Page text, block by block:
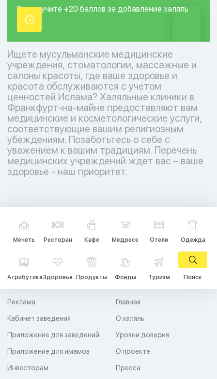
Вы получите +20 баллов за добавление халяль
точки.
Ищете мусульманские медицинские
учреждения, стоматологии, массажные и
салоны красоты, где ваше здоровье и
красота обслуживаются с учетом
ценностей Ислама? Халяльные клиники в
Франкфурт-на-майне предоставляют вам
медицинские и косметологические услуги,
соответствующие вашим религиозным
убеждениям. Позаботьтесь о себе с
уважением к вашим традициям. Перечень
медицинских учреждений ждет вас – ваше
здоровье - наш приоритет.
Мечеть Ресторан Кафе Медресе Отели Одежда
АтрибутикаЗдоровье Продукты Фонды Туризм Поиск
Главная
О халяль
Уровни доверия
Реклама
Кабинет заведения
Приложение для заведений
Приложение для имамов О проекте
Пресса
Инвесторам